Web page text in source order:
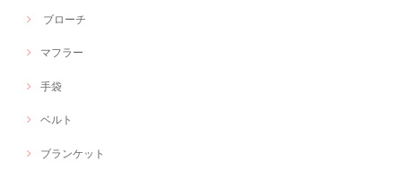
ブローチ
マフラー
手袋
ベルト
ブランケット